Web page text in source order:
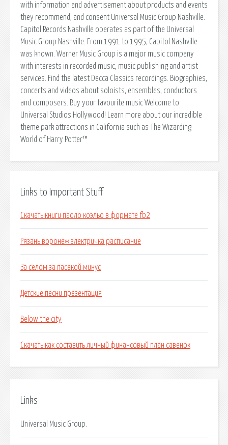
with information and advertisement about products and events
they recommend, and consent Universal Music Group Nashville.
Capitol Records Nashville operates as part of the Universal
Music Group Nashville. From 1991 to 1995, Capitol Nashville
was known. Warner Music Group is a major music company
with interests in recorded music, music publishing and artist
services. Find the latest Decca Classics recordings. Biographies,
concerts and videos about soloists, ensembles, conductors
and composers. Buy your favourite music Welcome to
Universal Studios Hollywood! Learn more about our incredible
theme park attractions in California such as The Wizarding
World of Harry Potter™
Links to Important Stuff
Скачать книги паоло коэльо в формате fb2
Рязань воронеж электричка расписание
За селом за пасекой минус
Детские песни презентация
Below the city
Скачать как составить личный финансовый план савенок
Links
Universal Music Group.